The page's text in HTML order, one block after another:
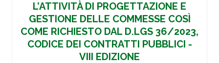
L’ATTIVITÀ DI PROGETTAZIONE E
GESTIONE DELLE COMMESSE COSÌ
COME RICHIESTO DAL D.LGS 36/2023,
CODICE DEI CONTRATTI PUBBLICI -
VIII EDIZIONE